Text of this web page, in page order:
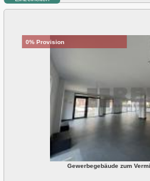
0% Provision
Gewerbegebäude zum